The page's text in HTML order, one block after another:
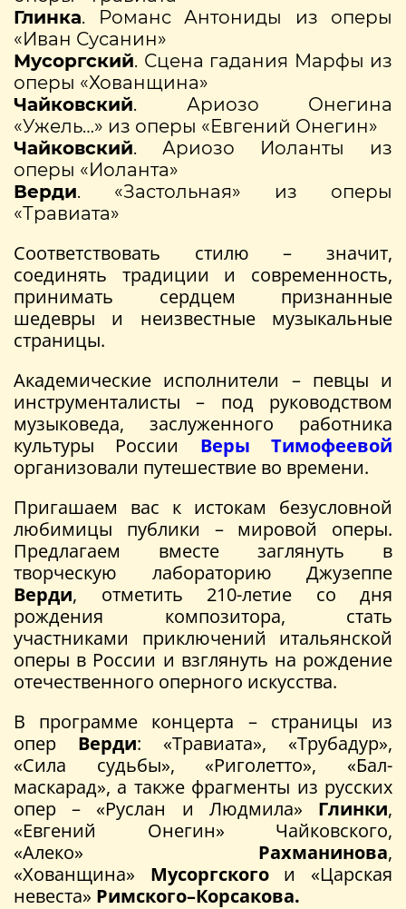
Глинка. Романс Антониды из оперы
«Иван Сусанин»
Мусоргский. Сцена гадания Марфы из
оперы «Хованщина»
Чайковский. Ариозо Онегина
«Ужель…» из оперы «Евгений Онегин»
Чайковский. Ариозо Иоланты из
оперы «Иоланта»
Верди. «Застольная» из оперы
«Травиата»
Соответствовать стилю – значит,
соединять традиции и современность,
принимать сердцем признанные
шедевры и неизвестные музыкальные
страницы.
Академические исполнители – певцы и
инструменталисты – под руководством
музыковеда, заслуженного работника
культуры России Веры Тимофеевой
организовали путешествие во времени.
Пригашаем вас к истокам безусловной
любимицы публики – мировой оперы.
Предлагаем вместе заглянуть в
творческую лабораторию Джузеппе
Верди, отметить 210-летие со дня
рождения композитора, стать
участниками приключений итальянской
оперы в России и взглянуть на рождение
отечественного оперного искусства.
В программе концерта – страницы из
опер Верди: «Травиата», «Трубадур»,
«Сила судьбы», «Риголетто», «Бал-
маскарад», а также фрагменты из русских
опер – «Руслан и Людмила» Глинки,
«Евгений Онегин» Чайковского,
«Алеко» Рахманинова,
«Хованщина» Мусоргскогои «Царская
невеста» Римского–Корсакова.